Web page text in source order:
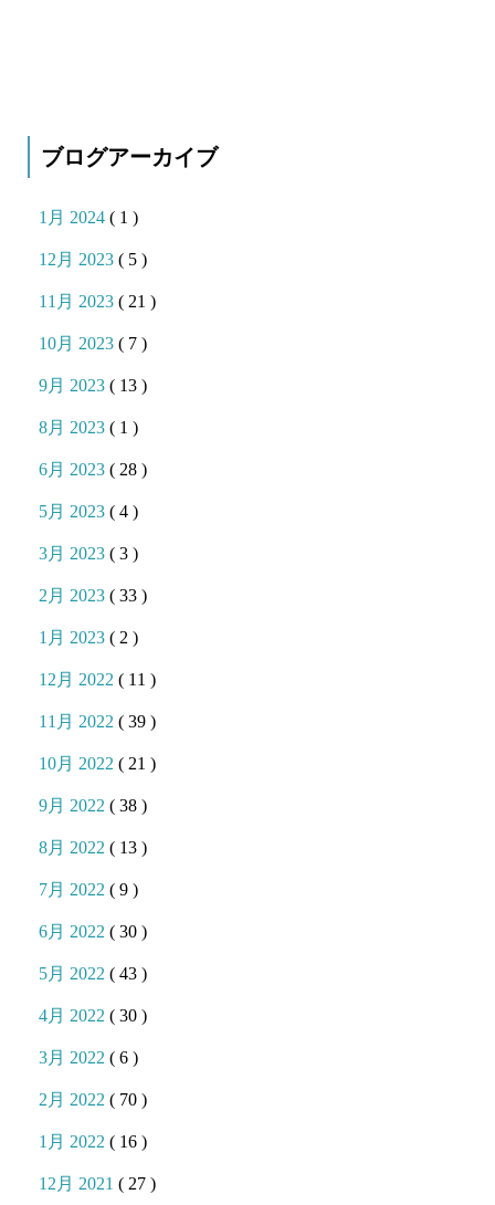
ブログアーカイブ
1月 2024( 1 )
12月 2023( 5 )
11月 2023( 21 )
10月 2023( 7 )
9月 2023( 13 )
8月 2023( 1 )
6月 2023( 28 )
5月 2023( 4 )
3月 2023( 3 )
2月 2023( 33 )
1月 2023( 2 )
12月 2022( 11 )
11月 2022( 39 )
10月 2022( 21 )
9月 2022( 38 )
8月 2022( 13 )
7月 2022( 9 )
6月 2022( 30 )
5月 2022( 43 )
4月 2022( 30 )
3月 2022( 6 )
2月 2022( 70 )
1月 2022( 16 )
12月 2021( 27 )